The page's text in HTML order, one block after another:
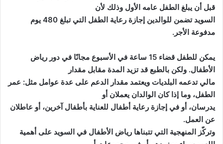
قبل أن يبلغ الطفل عامه الأول وذلك لأن
السويد تضمن للوالدين إجازة رعاية الطفل التي تبلغ 480 يوم
مدفوعة الأجر.
يمكن للطفل قضاء 15 ساعة في الأسبوع مجانًا في دور رياض
الأطفال. ولكن بالطبع قد تزيد المدة مقابل مقدار
مالي تدعمه البلديات ويعتمد مقدار الدعم على عدة عوامل مثل: عمر
الطفل، وما إذا كان الوالدان يعملان أو
يدرسان، أو في إجازة رعاية أطفال للعناية بأطفال آخرين، أو عاطلان
عن العمل.
وتركّز المنهجية التي تتبناها رياض الأطفال في السويد على أهمية